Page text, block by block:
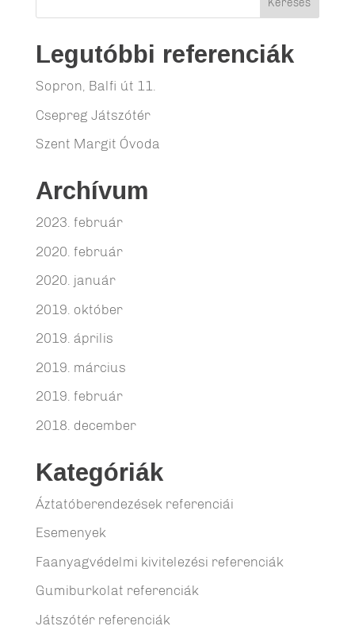
Legutóbbi referenciák
Sopron, Balfi út 11.
Csepreg Játszótér
Szent Margit Óvoda
Archívum
2023. február
2020. február
2020. január
2019. október
2019. április
2019. március
2019. február
2018. december
Kategóriák
Áztatóberendezések referenciái
Esemenyek
Faanyagvédelmi kivitelezési referenciák
Gumiburkolat referenciák
Játszótér referenciák